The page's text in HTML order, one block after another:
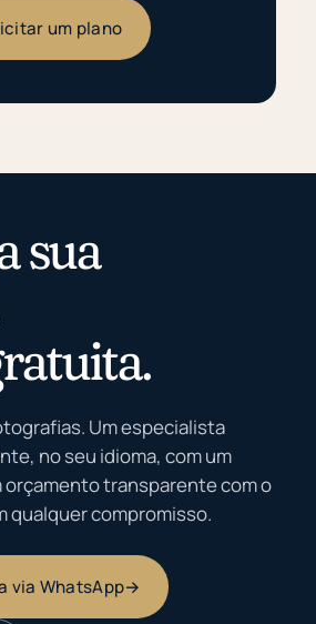
um plano
sua
Um especialista
no seu idioma, com um
orçamento transparente com o
qualquer compromisso.
via WhatsApp→